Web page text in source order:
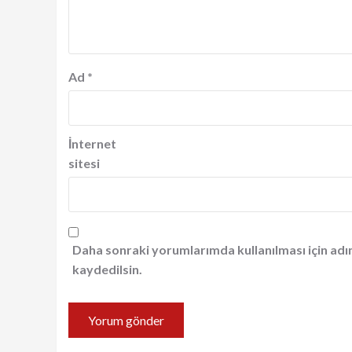
Ad *
İnternet
sitesi
Daha sonraki yorumlarımda kullanılması için
kaydedilsin.